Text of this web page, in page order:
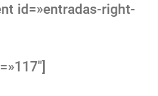
id=»entradas-right-